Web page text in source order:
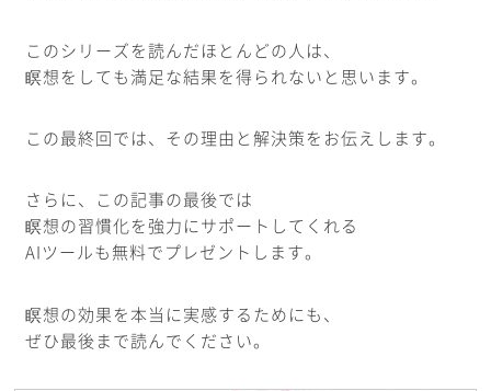
このシリーズを読んだほとんどの人は、
瞑想をしても満足な結果を得られないと思います。
この最終回では、その理由と解決策をお伝えします。
さらに、この記事の最後では
瞑想の習慣化を強力にサポートしてくれる
AIツールも無料でプレゼントします。
瞑想の効果を本当に実感するためにも、
ぜひ最後まで読んでください。